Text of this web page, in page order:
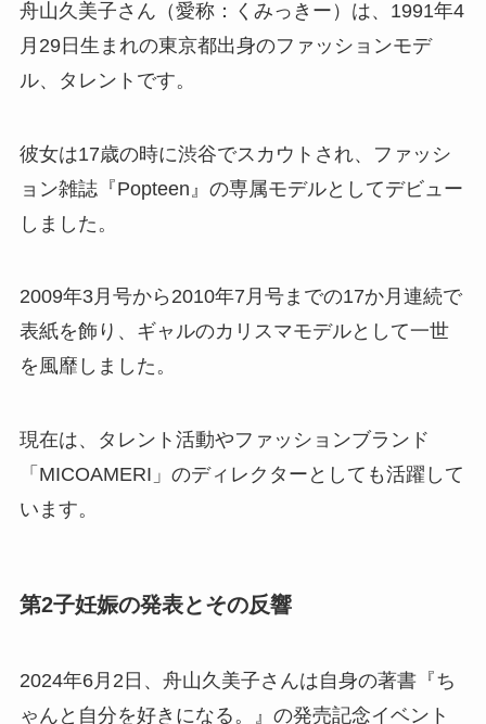
舟山久美子さん（愛称：くみっきー）は、1991年4
月29日生まれの東京都出身のファッションモデ
ル、タレントです。
彼女は17歳の時に渋谷でスカウトされ、ファッシ
ョン雑誌『Popteen』の専属モデルとしてデビュー
しました。
2009年3月号から2010年7月号までの17か月連続で
表紙を飾り、ギャルのカリスマモデルとして一世
を風靡しました。
現在は、タレント活動やファッションブランド
「MICOAMERI」のディレクターとしても活躍して
います。
第2子妊娠の発表とその反響
2024年6月2日、舟山久美子さんは自身の著書『ち
ゃんと自分を好きになる。』の発売記念イベント